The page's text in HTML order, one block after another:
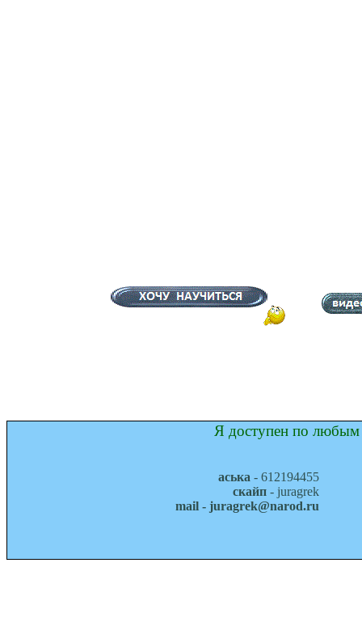
Я доступен по любым
аська - 612194455
скайп - juragrek
mail - juragrek@narod.ru